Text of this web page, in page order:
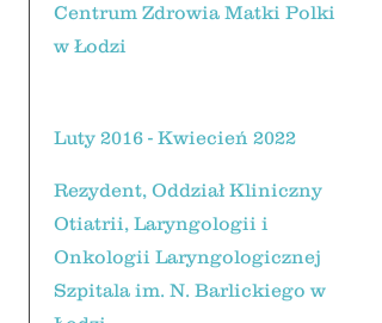
Centrum Zdrowia Matki Polki
w Łodzi
Luty 2016 - Kwiecień 2022
Rezydent, Oddział Kliniczny
Otiatrii, Laryngologii i
Onkologii Laryngologicznej
Szpitala im. N. Barlickiego w